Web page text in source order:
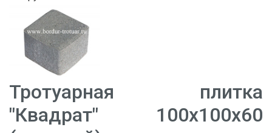
Тротуарная плитка
"Квадрат" 100х100х60